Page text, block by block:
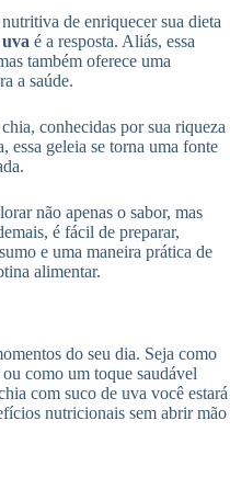
de enriquecer sua dieta
é a resposta. Aliás, essa
também oferece uma
a saúde.
conhecidas por sua riqueza
essa geleia se torna uma fonte
não apenas o sabor, mas
é fácil de preparar,
e uma maneira prática de
alimentar.
do seu dia. Seja como
como um toque saudável
com suco de uva você estará
nutricionais sem abrir mão